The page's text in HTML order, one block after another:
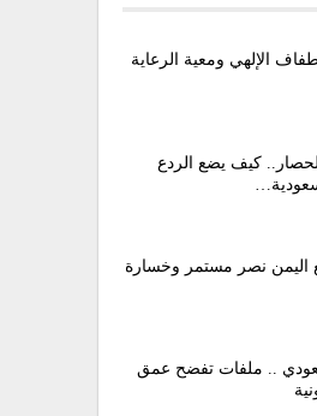
الإلهي ومعية الرعاية
كيف يضع الردع
اليمن نصر مستمر وخسارة
.. ملفات تفضح عمق